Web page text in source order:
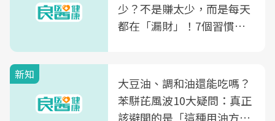
少？不是賺太少，而是每天
都在「漏財」！7個習慣一
新知
大豆油、調和油還能吃嗎？
苯駢芘風波10大疑問：真正
該避開的是「這種用油方